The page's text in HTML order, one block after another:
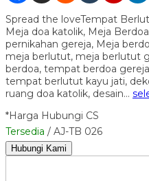
Spread the loveTempat
Meja doa katolik, Meja
pernikahan gereja, Meja
meja berlutut, meja berlutut
berdoa, tempat berdoa
tempat berlutut kayu jati,
ruang doa katolik, desain…
*Harga Hubungi CS
Tersedia / AJ-TB 026
Hubungi Kami